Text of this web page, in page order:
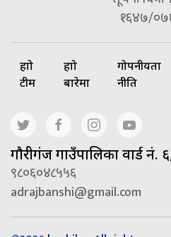
१६४७/
हाम्रो
टीम
हाम्रो
बारेमा
गोपनीयता
नीति
गाैरीगंज गाउँपालिका वार्ड नं.
९८०६०४८५५६
adrajbanshi@gmail.com